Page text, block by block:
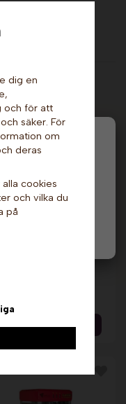
(inkl.
hur våra priser
dig en
och för att
säker. För
om
deras
cookies
och vilka du
på